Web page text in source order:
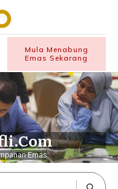
Mula Menabung
Emas Sekarang
Emas